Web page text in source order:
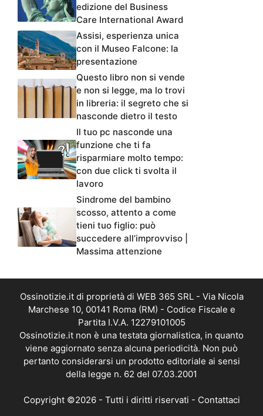
edizione del Business
Care International Award
Assisi, esperienza unica
con il Museo Falcone: la
presentazione
Questo libro non si vende
e non si legge, ma lo trovi
in libreria: il segreto che si
nasconde dietro il testo
Il tuo pc nasconde una
funzione che ti fa
risparmiare molto tempo:
con due click ti svolta il
lavoro
Sindrome del bambino
scosso, attento a come
tieni tuo figlio: può
succedere all’improvviso |
Massima attenzione
Ossinotizie.it di proprietà di WEB 365 SRL - Via Nicola
Marchese 10, 00141 Roma (RM) - Codice Fiscale e
Partita I.V.A. 12279101005
Ossinotizie.it non è una testata giornalistica, in quanto
viene aggiornato senza alcuna periodicità. Non può
pertanto considerarsi un prodotto editoriale ai sensi
della legge n. 62 del 07.03.2001
Copyright ©2026 - Tutti i diritti riservati - Contattaci